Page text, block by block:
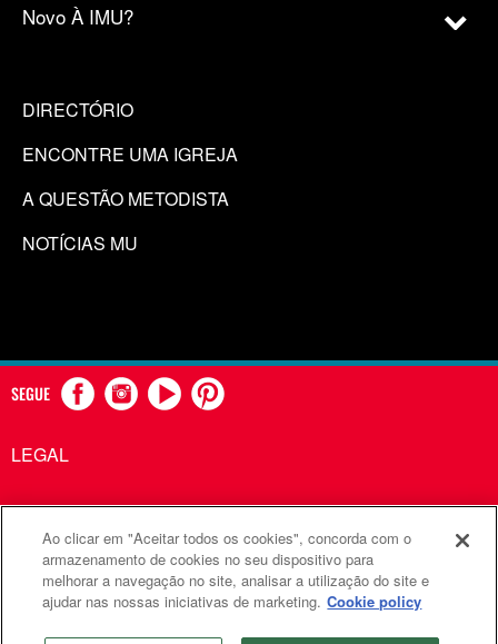
Novo À IMU?
DIRECTÓRIO
ENCONTRE UMA IGREJA
A QUESTÃO METODISTA
NOTÍCIAS MU
SEGUE
LEGAL
Comunicações Metodistas Unidas é uma agência da Igreja
Metodista Unida
©2026 Comunicações Metodistas Unidas. Todos os direitos
Ao clicar em "Aceitar todos os cookies", concorda com o
armazenamento de cookies no seu dispositivo para
melhorar a navegação no site, analisar a utilização do site e
ajudar nas nossas iniciativas de marketing. Cookie policy